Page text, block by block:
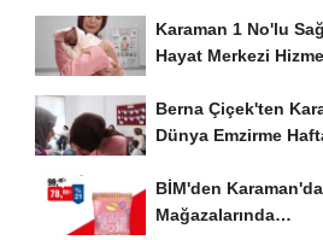
Karaman 1 No'lu
Hayat Merkezi
Berna Çiçek'ten
Dünya Emzirme
BİM'den
Mağazalarında